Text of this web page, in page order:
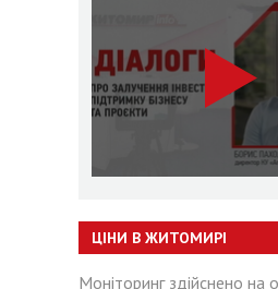
ЦІНИ В ЖИТОМИРІ
Моніторинг здійснено на